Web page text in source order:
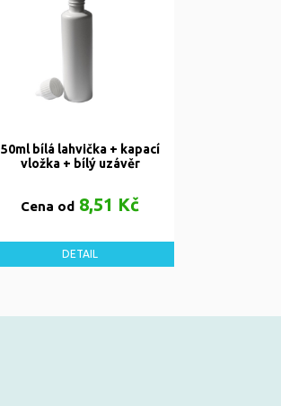
50ml bílá lahvička + kapací
vložka + bílý uzávěr
Cena od 8,51 Kč
DETAIL